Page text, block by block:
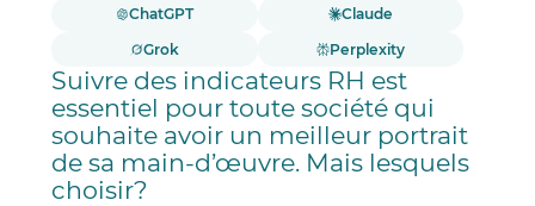
ChatGPT
Claude
Grok
Perplexity
Suivre des indicateurs RH est
essentiel pour toute société qui
souhaite avoir un meilleur portrait
de sa main-d’œuvre. Mais lesquels
choisir?